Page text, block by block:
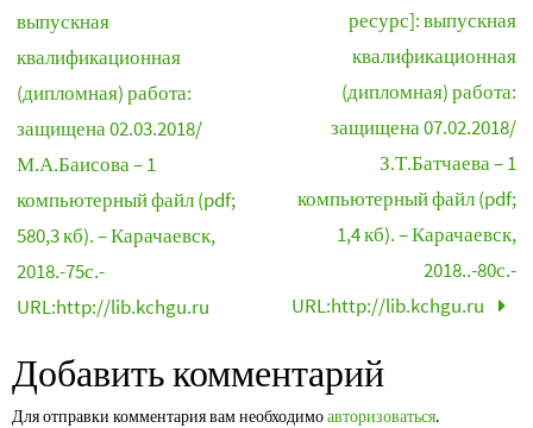
выпускная
квалификационная
(дипломная) работа:
защищена 02.03.2018/
М.А.Баисова – 1
компьютерный файл (pdf;
580,3 кб). – Карачаевск,
2018.-75с.-
URL:http://lib.kchgu.ru
ресурс]: выпускная
квалификационная
(дипломная) работа:
защищена 07.02.2018/
З.Т.Батчаева – 1
компьютерный файл (pdf;
1,4 кб). – Карачаевск,
2018..-80с.-
URL:http://lib.kchgu.ru
Добавить комментарий
Для отправки комментария вам необходимоавторизоваться.